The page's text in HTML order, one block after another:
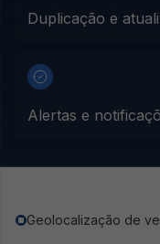
Duplicação e
Alertas e
Geolocalização de